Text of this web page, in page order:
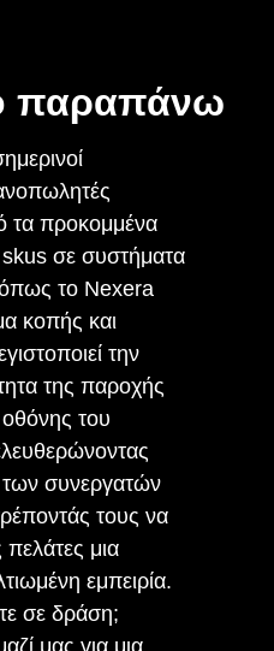
παραπάνω
τα προκομμένα
σε συστήματα
το Nexera
κοπής και
την
της παροχής
του
συνεργατών
τους να
μια
εμπειρία.
σε δράση;
μας για μια